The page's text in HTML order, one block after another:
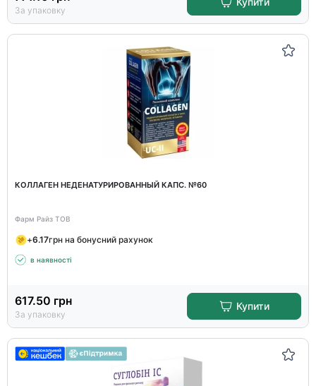
За упаковку
КОЛЛАГЕН НЕДЕНАТУРИРОВАННЫЙ КАПС. №60
Фарм Райз ТОВ
+6.17грн на бонусний рахунок
в наявності
617.50 грн
За упаковку
Купити